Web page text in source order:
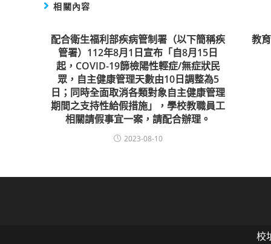
相關內容
配合衛生福利部疾病管制署（以下簡稱疾
管署）112年8月1日宣布「自8月15日
起，COVID-19篩檢陽性輕症/無症狀民
眾，自主健康管理天數由10日調整為5
日；同時全面取消各類對象自主健康管理
期間之支持性給假措施」，學校教職員工
相關請假事宜一案，請配合辦理。
2023-08-10
教
校